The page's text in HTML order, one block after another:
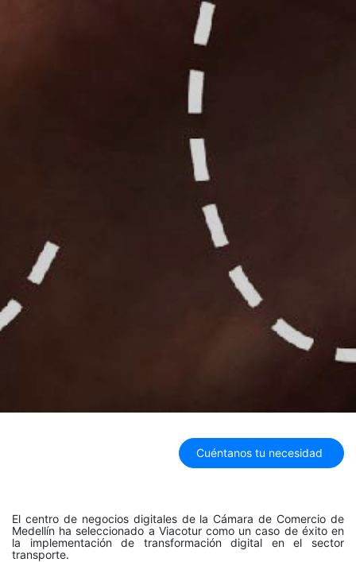
Cuéntanos tu necesidad
El centro de negocios digitales de la Cámara de Comercio de
Medellín ha seleccionado a Viacotur como un caso de éxito en
la implementación de transformación digital en el sector
transporte.